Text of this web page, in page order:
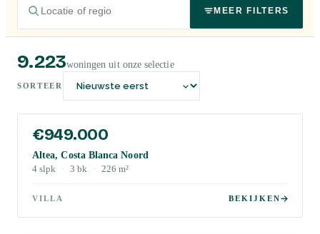
MEER FILTERS
9.223woningen uit onze selectie
SORTEER
€949.000
Altea, Costa Blanca Noord
4 slpk · 3 bk · 226 m²
VILLA BEKIJKEN